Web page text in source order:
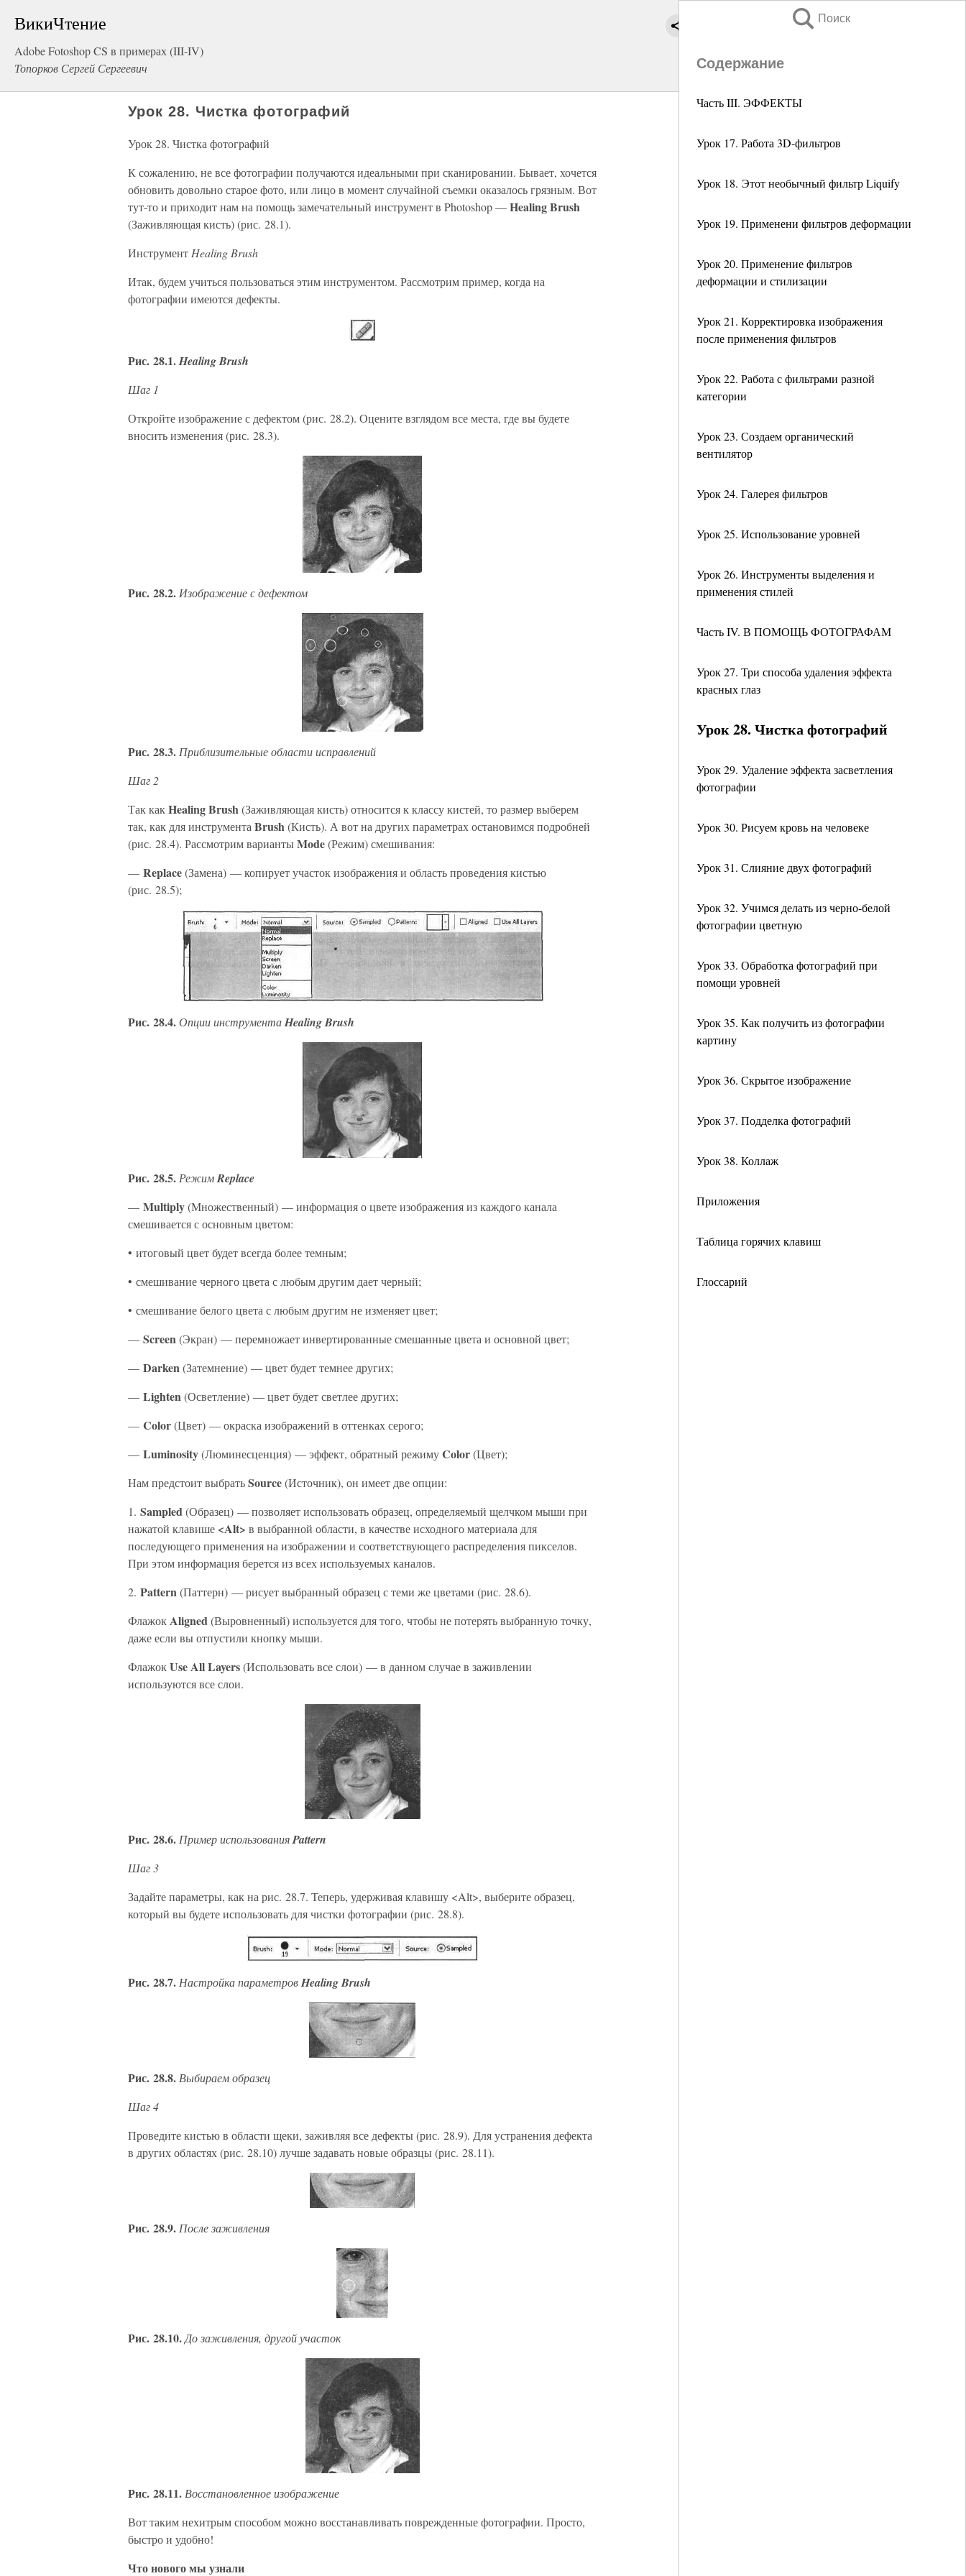
ВикиЧтение
Adobe Fotoshop CS в примерах (III-IV)
Топорков Сергей Сергеевич
Поиск
Содержание
Часть III. ЭФФЕКТЫ
Урок 17. Работа 3D-фильтров
Урок 18. Этот необычный фильтр Liquify
Урок 19. Применени фильтров деформации
Урок 20. Применение фильтров
деформации и стилизации
Урок 21. Корректировка изображения
после применения фильтров
Урок 22. Работа с фильтрами разной
категории
Урок 23. Создаем органический
вентилятор
Урок 24. Галерея фильтров
Урок 25. Использование уровней
Урок 26. Инструменты выделения и
применения стилей
Часть IV. В ПОМОЩЬ ФОТОГРАФАМ
Урок 27. Три способа удаления эффекта
красных глаз
Урок 28. Чистка фотографий
Урок 29. Удаление эффекта засветления
фотографии
Урок 30. Рисуем кровь на человеке
Урок 31. Слияние двух фотографий
Урок 32. Учимся делать из черно-белой
фотографии цветную
Урок 33. Обработка фотографий при
помощи уровней
Урок 35. Как получить из фотографии
картину
Урок 36. Скрытое изображение
Урок 37. Подделка фотографий
Урок 38. Коллаж
Приложения
Таблица горячих клавиш
Глоссарий
Урок 28. Чистка фотографий
Урок 28. Чистка фотографий
К сожалению, не все фотографии получаются идеальными при сканировании. Бывает, хочется
обновить довольно старое фото, или лицо в момент случайной съемки оказалось грязным. Вот
тут-то и приходит нам на помощь замечательный инструмент в Photoshop —Healing Brush
(Заживляющая кисть) (рис. 28.1).
Инструмент Healing Brush
Итак, будем учиться пользоваться этим инструментом. Рассмотрим пример, когда на
фотографии имеются дефекты.
Рис. 28.1.Healing Brush
Шаг 1
Откройте изображение с дефектом (рис. 28.2). Оцените взглядом все места, где вы будете
вносить изменения (рис. 28.3).
Рис. 28.2. Изображение с дефектом
Рис. 28.3. Приблизительные области исправлений
Шаг 2
Так какHealing Brush(Заживляющая кисть) относится к классу кистей, то размер выберем
так, как для инструмента Brush(Кисть). А вот на других параметрах остановимся подробней
(рис. 28.4). Рассмотрим вариантыMode(Режим) смешивания:
— Replace(Замена) — копирует участок изображения и область проведения кистью
(рис. 28.5);
Рис. 28.4.Опции инструментаHealing Brush
Рис. 28.5. РежимReplace
— Multiply(Множественный) — информация о цвете изображения из каждого канала
смешивается с основным цветом:
• итоговый цвет будет всегда более темным;
• смешивание черного цвета с любым другим дает черный;
• смешивание белого цвета с любым другим не изменяет цвет;
— Screen(Экран) — перемножает инвертированные смешанные цвета и основной цвет;
— Darken(Затемнение) — цвет будет темнее других;
— Lighten(Осветление) — цвет будет светлее других;
— Color(Цвет) — окраска изображений в оттенках серого;
— Luminosity(Люминесценция) — эффект, обратный режимуColor(Цвет);
Нам предстоит выбратьSource(Источник), он имеет две опции:
1. Sampled(Образец) — позволяет использовать образец, определяемый щелчком мыши при
нажатой клавише <Alt> в выбранной области, в качестве исходного материала для
последующего применения на изображении и соответствующего распределения пикселов.
При этом информация берется из всех используемых каналов.
2. Pattern(Паттерн) — рисует выбранный образец с теми же цветами (рис. 28.6).
ФлажокAligned(Выровненный) используется для того, чтобы не потерять выбранную точку,
даже если вы отпустили кнопку мыши.
ФлажокUse All Layers(Использовать все слои) — в данном случае в заживлении
используются все слои.
Рис. 28.6. Пример использованияPattern
Шаг 3
Задайте параметры, как на рис. 28.7. Теперь, удерживая клавишу <Alt>, выберите образец,
который вы будете использовать для чистки фотографии (рис. 28.8).
Рис. 28.7. Настройка параметровHealing Brush
Рис. 28.8. Выбираем образец
Шаг 4
Проведите кистью в области щеки, заживляя все дефекты (рис. 28.9). Для устранения дефекта
в других областях (рис. 28.10) лучше задавать новые образцы (рис. 28.11).
Рис. 28.9. После заживления
Рис. 28.10. До заживления, другой участок
Рис. 28.11. Восстановленное изображение
Вот таким нехитрым способом можно восстанавливать поврежденные фотографии. Просто,
быстро и удобно!
Что нового мы узнали